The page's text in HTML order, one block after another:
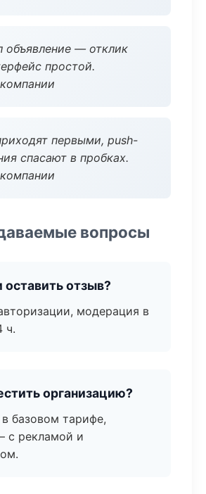
объявление — отклик
простой.
первыми, push-
спасают в пробках.
вопросы
отзыв?
модерация в
ч.
организацию?
базовом тарифе,
с рекламой и